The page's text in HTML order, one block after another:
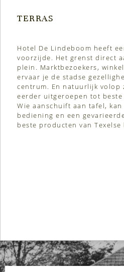
TERRAS
Hotel De Lindeboom heeft
voorzijde. Het grenst direct
plein. Marktbezoekers,
ervaar je de stadse
centrum. En natuurlijk volop
eerder uitgeroepen tot beste
Wie aanschuift aan tafel,
bediening en een
beste producten van Texelse